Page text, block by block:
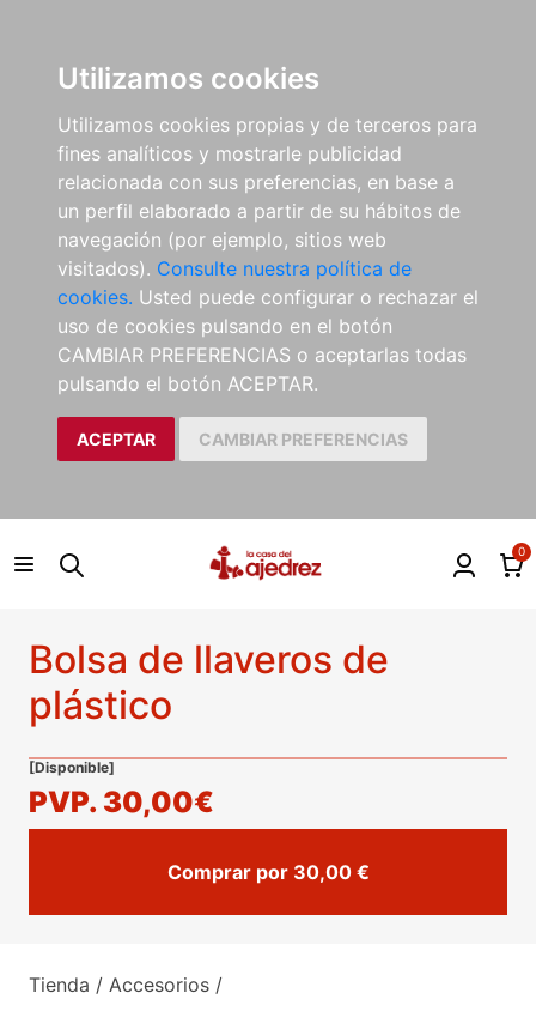
Utilizamos cookies
Utilizamos cookies propias y de terceros para
fines analíticos y mostrarle publicidad
relacionada con sus preferencias, en base a
un perfil elaborado a partir de su hábitos de
navegación (por ejemplo, sitios web
visitados). Consulte nuestra política de
cookies. Usted puede configurar o rechazar el
uso de cookies pulsando en el botón
CAMBIAR PREFERENCIAS o aceptarlas todas
pulsando el botón ACEPTAR.
ACEPTAR CAMBIAR PREFERENCIAS
0
Tienda / Accesorios /
Bolsa de llaveros de
plástico
[Disponible]
PVP. 30,00€
Comprar por 30,00 €